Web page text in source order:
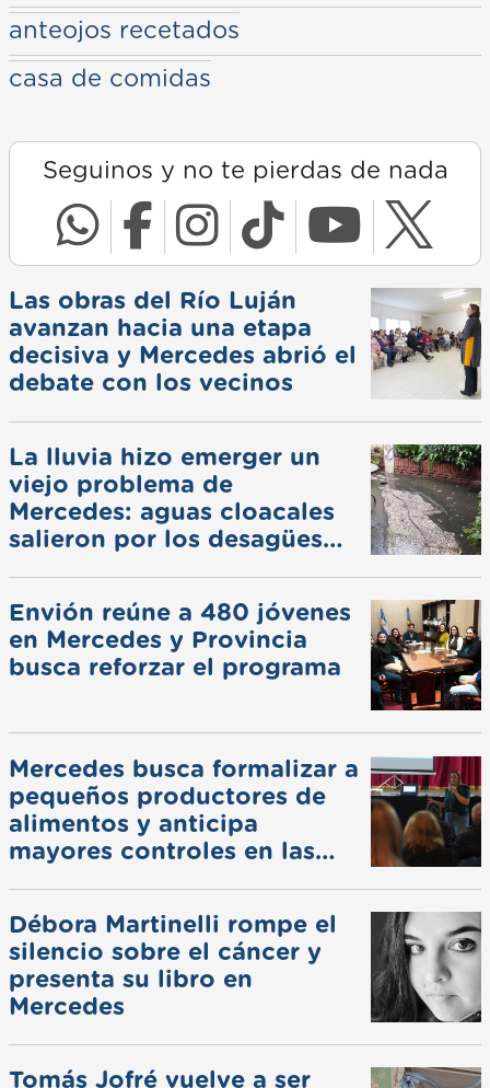
anteojos recetados
casa de comidas
Seguinos y no te pierdas de nada
Las obras del Río Luján
avanzan hacia una etapa
decisiva y Mercedes abrió el
debate con los vecinos
La lluvia hizo emerger un
viejo problema de
Mercedes: aguas cloacales
salieron por los desagües
Envión reúne a 480 jóvenes
en Mercedes y Provincia
busca reforzar el programa
Mercedes busca formalizar a
pequeños productores de
alimentos y anticipa
mayores controles en las
Débora Martinelli rompe el
silencio sobre el cáncer y
presenta su libro en
Mercedes
Tomás Jofré vuelve a ser